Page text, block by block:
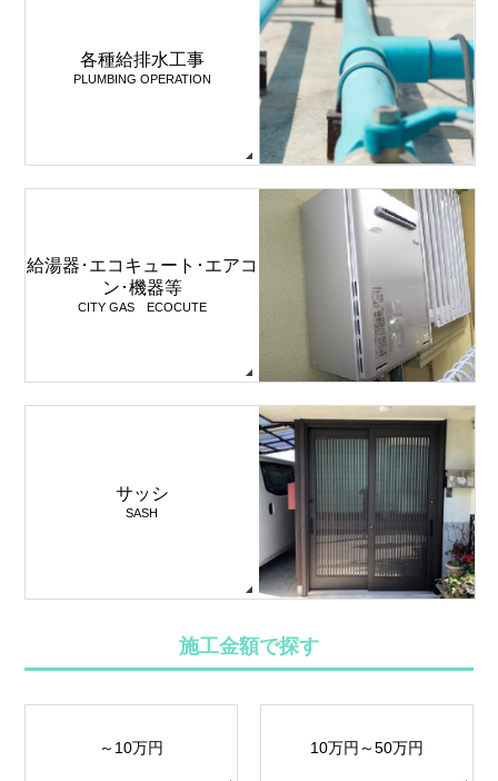
各種給排水工事
PLUMBING OPERATION
給湯器･エコキュート･エアコ
ン･機器等
CITY GAS ECOCUTE
サッシ
SASH
施工金額で探す
～10万円 10万円～50万円